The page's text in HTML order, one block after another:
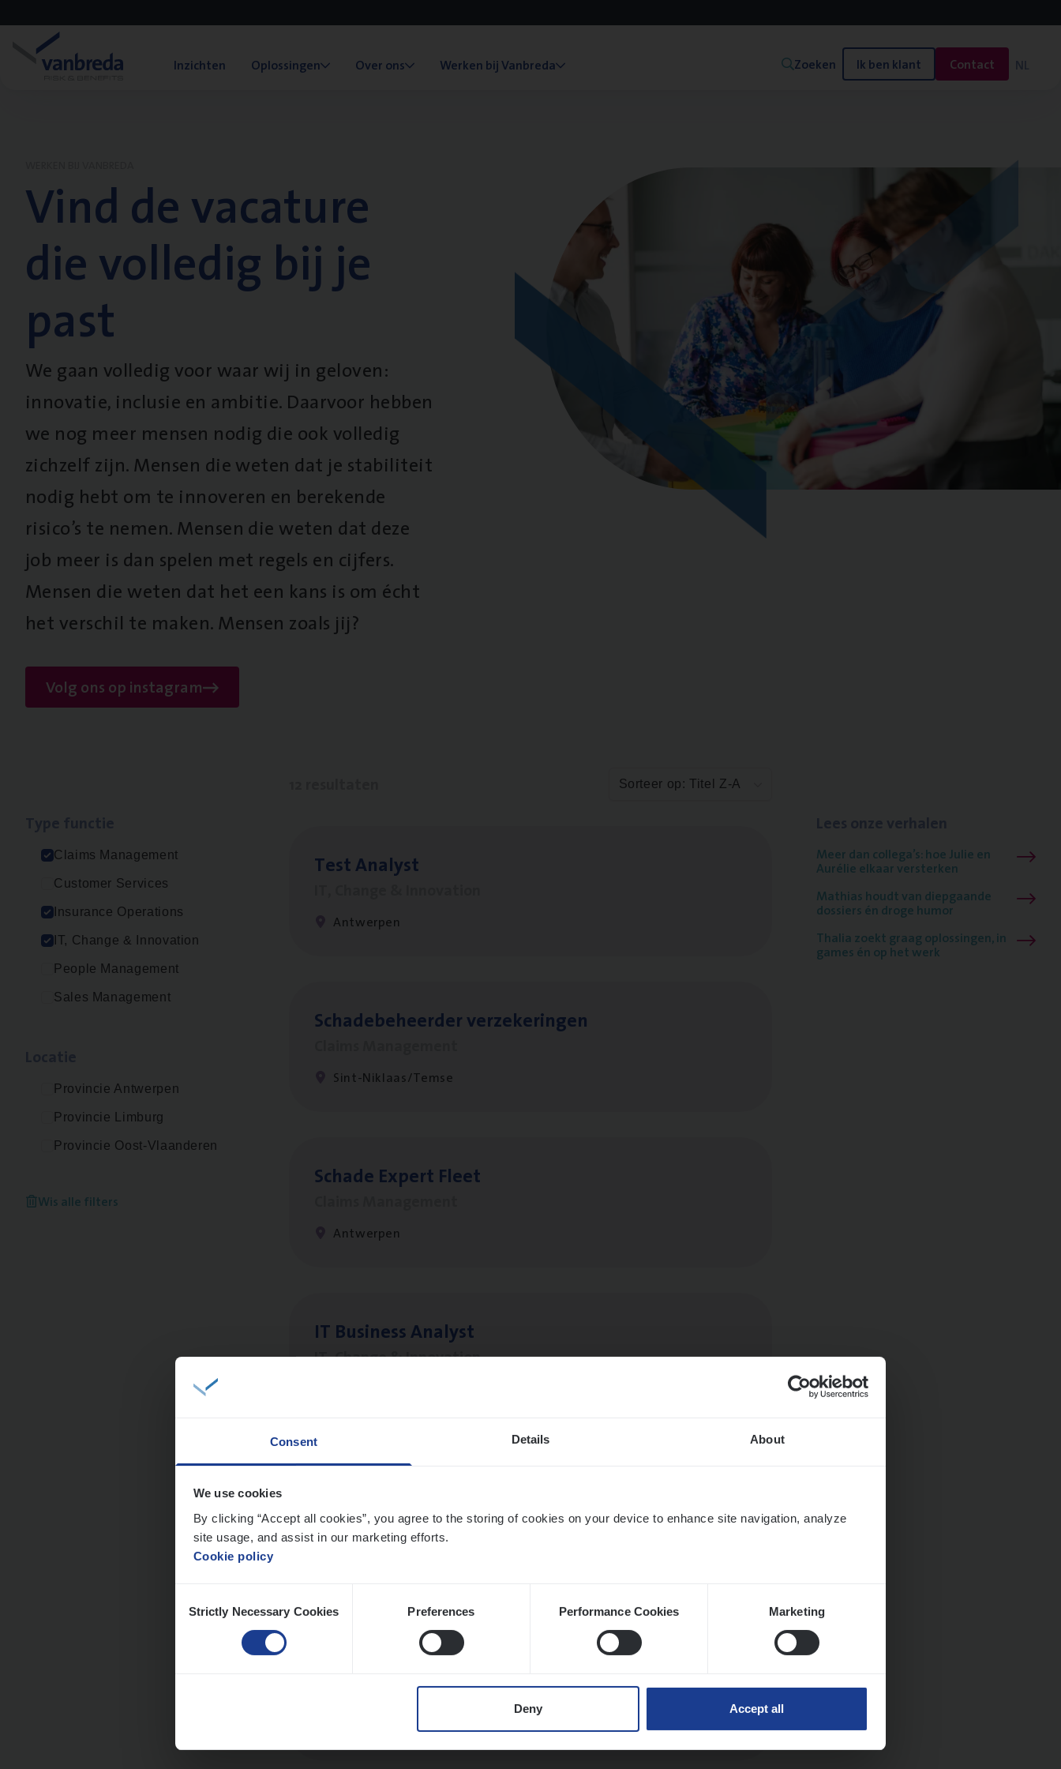
Consent Details About
We use cookies
By clicking “Accept all cookies”, you agree to the storing of cookies on your device to enhance site navigation, analyze
site usage, and assist in our marketing efforts.
Cookie policy
Selection
Strictly Necessary Cookies Preferences Performance Cookies Marketing
Deny Accept all
Inzichten Oplossingen Over ons Werken bij Vanbreda Zoeken Ik ben klant Contact NL
Vind de vacature
die volledig bij je
past
We gaan volledig voor waar wij in geloven:
innovatie, inclusie en ambitie. Daarvoor hebben
we nog meer mensen nodig die ook volledig
zichzelf zijn. Mensen die weten dat je stabiliteit
nodig hebt om te innoveren en berekende
risico’s te nemen. Mensen die weten dat deze
job meer is dan spelen met regels en cijfers.
Mensen die weten dat het een kans is om écht
het verschil te maken. Mensen zoals jij?
Volg ons op instagram
Claims Management
Customer Services
Insurance Operations
IT, Change & Innovation
People Management
Sales Management
Provincie Antwerpen
Provincie Limburg
Provincie Oost-Vlaanderen
Wis alle filters
Sorteer op: Titel Z-A
Test Ana­lyst
Antwerpen
Scha­de­be­heer­der verzekeringen
Sint-Niklaas/Temse
Scha­de Expert Fleet
Antwerpen
IT Busi­ness Analyst
IT, Change & Innovation
Public
Insurance Operations
Insurance Operations
Antwerpen en Hasselt
Meer dan collega’s: hoe Julie en
Aurélie elkaar versterken
Mathias houdt van diepgaande
dossiers én droge humor
Thalia zoekt graag oplossingen, in
games én op het werk